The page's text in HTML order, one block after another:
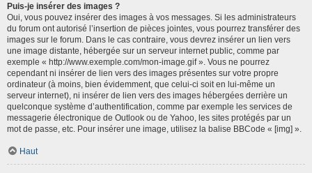
Puis-je insérer des images ?
Oui, vous pouvez insérer des images à vos messages. Si les administrateurs
du forum ont autorisé l’insertion de pièces jointes, vous pourrez transférer des
images sur le forum. Dans le cas contraire, vous devrez insérer un lien vers
une image distante, hébergée sur un serveur internet public, comme par
exemple « http://www.exemple.com/mon-image.gif ». Vous ne pourrez
cependant ni insérer de lien vers des images présentes sur votre propre
ordinateur (à moins, bien évidemment, que celui-ci soit en lui-même un
serveur internet), ni insérer de lien vers des images hébergées derrière un
quelconque système d’authentification, comme par exemple les services de
messagerie électronique de Outlook ou de Yahoo, les sites protégés par un
mot de passe, etc. Pour insérer une image, utilisez la balise BBCode « [img] ».
Haut